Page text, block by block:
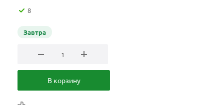
8
Завтра
В корзину